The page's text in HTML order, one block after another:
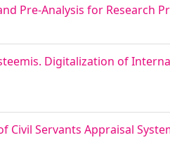
Pre-Analysis for Research
Digitalization of
Servants Appraisal